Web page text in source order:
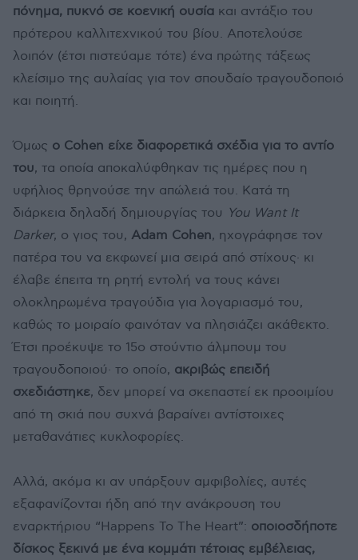
πόνημα, πυκνό σε κοενική ουσία και αντάξιο του
πρότερου καλλιτεχνικού του βίου. Αποτελούσε
λοιπόν (έτσι πιστεύαμε τότε) ένα πρώτης τάξεως
κλείσιμο της αυλαίας για τον σπουδαίο τραγουδοποιό
και ποιητή.
Όμως ο Cohen είχε διαφορετικά σχέδια για το αντίο
του, τα οποία αποκαλύφθηκαν τις ημέρες που η
υφήλιος θρηνούσε την απώλειά του. Κατά τη
διάρκεια δηλαδή δημιουργίας του You Want It
Darker, ο γιος του, Adam Cohen, ηχογράφησε τον
πατέρα του να εκφωνεί μια σειρά από στίχους· κι
έλαβε έπειτα τη ρητή εντολή να τους κάνει
ολοκληρωμένα τραγούδια για λογαριασμό του,
καθώς το μοιραίο φαινόταν να πλησιάζει ακάθεκτο.
Έτσι προέκυψε το 15ο στούντιο άλμπουμ του
τραγουδοποιού· το οποίο, ακριβώς επειδή
σχεδιάστηκε, δεν μπορεί να σκεπαστεί εκ προοιμίου
από τη σκιά που συχνά βαραίνει αντίστοιχες
μεταθανάτιες κυκλοφορίες.
Αλλά, ακόμα κι αν υπάρξουν αμφιβολίες, αυτές
εξαφανίζονται ήδη από την ανάκρουση του
εναρκτήριου “Happens To The Heart”: οποιοσδήποτε
δίσκος ξεκινά με ένα κομμάτι τέτοιας εμβέλειας,